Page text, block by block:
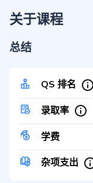
关于课程
总结
QS 排名
录取率
学费
杂项支出